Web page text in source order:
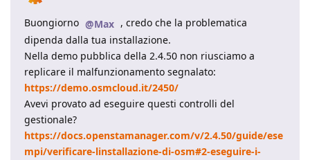
Buongiorno @Max , credo che la problematica
dipenda dalla tua installazione.
Nella demo pubblica della 2.4.50 non riusciamo a
replicare il malfunzionamento segnalato:
https://demo.osmcloud.it/2450/
Avevi provato ad eseguire questi controlli del
gestionale?
https://docs.openstamanager.com/v/2.4.50/guide/ese
mpi/verificare-linstallazione-di-osm#2-eseguire-i-